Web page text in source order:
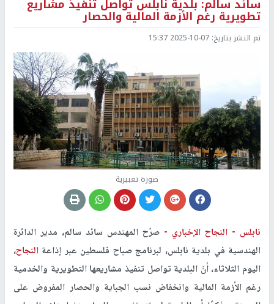
سائد سالم: بلدية نابلس تواصل تنفيذ مشاريع
تطويرية رغم الأزمة المالية والحصار
تم النشر بتاريخ: 2025-10-07 15:37
صورة تعبيرية
نابلس - النجاح الإخباري - صرّح المهندس سائد سالم، مدير الدائرة
الهندسية في بلدية نابلس، لبرنامج صباح فلسطين عبر إذاعة النجاح،
اليوم الثلاثاء، أنّ البلدية تواصل تنفيذ مشاريعها التطويرية والخدمية
رغم الأزمة المالية وانخفاض نسب الجباية والحصار المفروض على